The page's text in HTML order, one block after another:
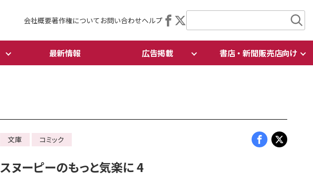
会社概要著作権について お問い合わせヘルプ
最新情報 広告掲載 書店・新聞販売店向け
文庫 コミック
スヌーピーのもっと気楽に 4